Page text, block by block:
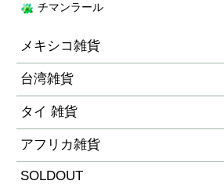
チマンラール
メキシコ雑貨
台湾雑貨
タイ 雑貨
アフリカ雑貨
SOLDOUT